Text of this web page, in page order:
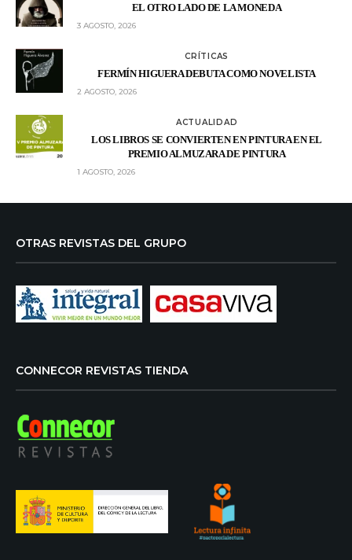
EL OTRO LADO DE LA MONEDA
3 AGOSTO, 2026
CRÍTICAS
FERMÍN HIGUERA DEBUTA COMO NOVELISTA
2 AGOSTO, 2026
ACTUALIDAD
LOS LIBROS SE CONVIERTEN EN PINTURA EN EL
PREMIO ALMUZARA DE PINTURA
1 AGOSTO, 2026
OTRAS REVISTAS DEL GRUPO
CONNECOR REVISTAS TIENDA